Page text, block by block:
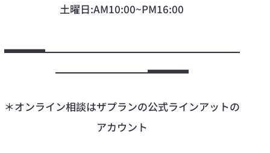
土曜日:AM10:00~PM16:00
▃▃▃▃▁▁▁▁▁▁▁▁▁▁▁▁▁▁▁▁▁▁▁
▁▁▁▁▁▁▁▁▁▃▃▃▃
＊オンライン相談はザプランの公式ラインアットの
アカウント